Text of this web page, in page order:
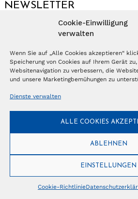
Cookie-Einwilligung
verwalten
Wenn Sie auf „Alle Cookies akzeptieren“
Speicherung von Cookies auf Ihrem Gerät
Websitenavigation zu verbessern, die
und unsere Marketingbemühungen zu
Dienste verwalten
ALLE COOKIES
ABLEHNEN
EINSTELLUNGEN
Cookie-Richtlinie
NEWSLETTER
© Copyright 2026 – Ferientrends //
Tourismus Lifestyle Verlag GmbH //
Datenschutzerklärung//